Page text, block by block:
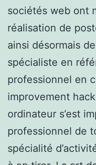
sociétés web ont
réalisation de
ainsi désormais
spécialiste en
professionnel en
improvement
ordinateur s’est
professionnel de
spécialité